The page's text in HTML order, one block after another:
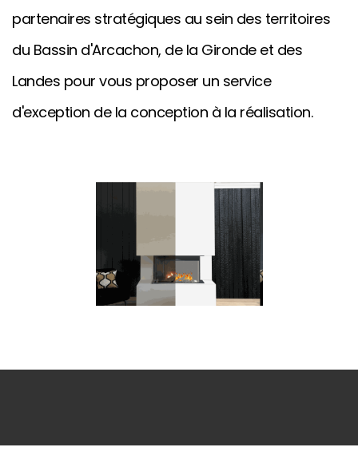
partenaires stratégiques au sein des territoires
du Bassin d'Arcachon, de la Gironde et des
Landes pour vous proposer un service
d'exception de la conception à la réalisation.